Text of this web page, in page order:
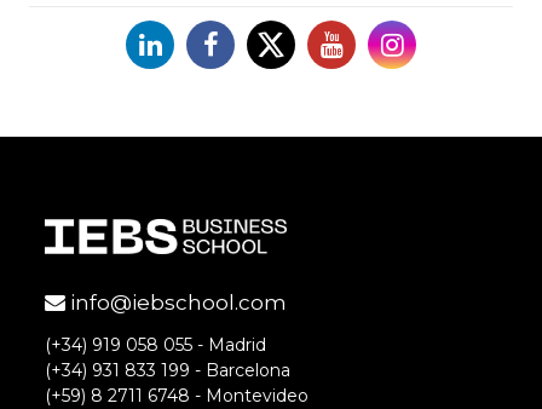
LinkedinFacebook
X YouTubeInstagram
info@iebschool.com
(+34) 919 058 055 - Madrid
(+34) 931 833 199 - Barcelona
(+59) 8 2711 6748 - Montevideo